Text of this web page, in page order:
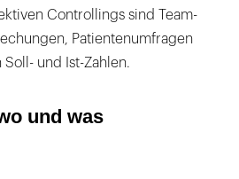
Controllings sind Team-
Patientenumfragen
und Ist-Zahlen.
und was